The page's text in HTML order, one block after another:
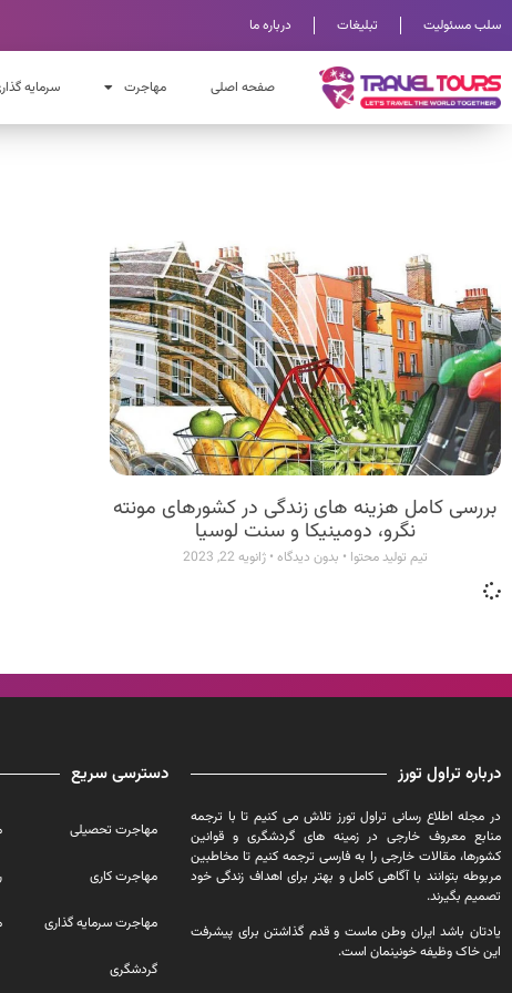
سلب مسئولیت تبلیغات درباره ما
صفحه اصلی مهاجرت سرمایه
بررسی کامل هزینه ‌های زندگی در کشورهای مونته
نگرو، دومینیکا و سنت لوسیا
تیم تولید محتوا بدون دیدگاه ژانویه 22, 2023
درباره تراول تورز
در مجله اطلاع رسانی تراول تورز تلاش می کنیم تا با ترجمه
منابع معروف خارجی در زمینه های گردشگری و قوانین
کشورها، مقالات خارجی را به فارسی ترجمه کنیم تا مخاطبین
مربوطه بتوانند با آگاهی کامل و بهتر برای اهداف زندگی خود
تصمیم بگیرند.
یادتان باشد ایران وطن ماست و قدم گذاشتن برای پیشرفت
این خاک وظیفه خونینمان است.
دسترسی سریع
مهاجرت تحصیلی
مهاجرت کاری
مهاجرت سرمایه گذاری
گردشگری